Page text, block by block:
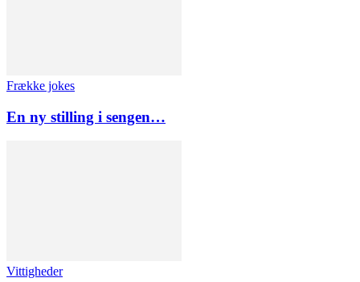
Frække jokes
En ny stilling i sengen…
Vittigheder